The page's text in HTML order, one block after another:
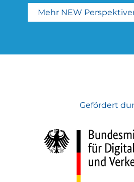
Mehr NEW
Gefördert